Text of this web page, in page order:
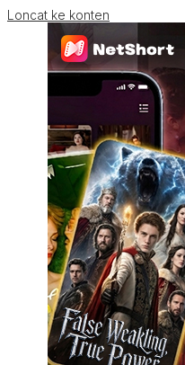
Loncat ke konten